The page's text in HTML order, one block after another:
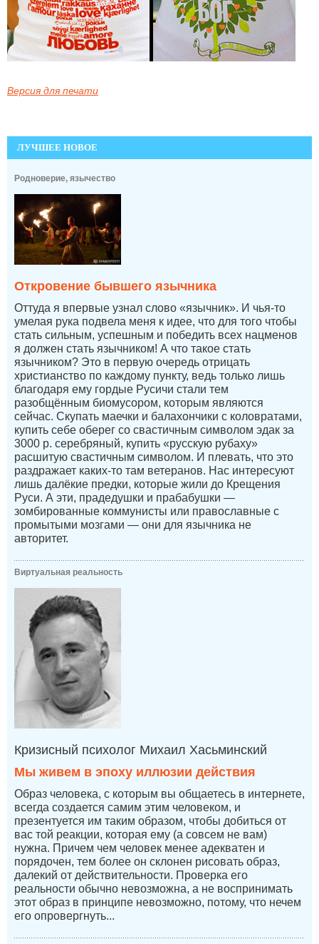
Версия для печати
ЛУЧШЕЕ НОВОЕ
Родноверие, язычество
Откровение бывшего язычника
Оттуда я впервые узнал слово «язычник». И чья-то
умелая рука подвела меня к идее, что для того чтобы
стать сильным, успешным и победить всех нацменов
я должен стать язычником! А что такое стать
язычником? Это в первую очередь отрицать
христианство по каждому пункту, ведь только лишь
благодаря ему гордые Русичи стали тем
разобщённым биомусором, которым являются
сейчас. Скупать маечки и балахончики с коловратами,
купить себе оберег со свастичным символом эдак за
3000 р. серебряный, купить «русскую рубаху»
расшитую свастичным символом. И плевать, что это
раздражает каких-то там ветеранов. Нас интересуют
лишь далёкие предки, которые жили до Крещения
Руси. А эти, прадедушки и прабабушки —
зомбированные коммунисты или православные с
промытыми мозгами — они для язычника не
авторитет.
Виртуальная реальность
Кризисный психолог Михаил Хасьминский
Мы живем в эпоху иллюзии действия
Образ человека, с которым вы общаетесь в интернете,
всегда создается самим этим человеком, и
презентуется им таким образом, чтобы добиться от
вас той реакции, которая ему (а совсем не вам)
нужна. Причем чем человек менее адекватен и
порядочен, тем более он склонен рисовать образ,
далекий от действительности. Проверка его
реальности обычно невозможна, а не воспринимать
этот образ в принципе невозможно, потому, что нечем
его опровергнуть...